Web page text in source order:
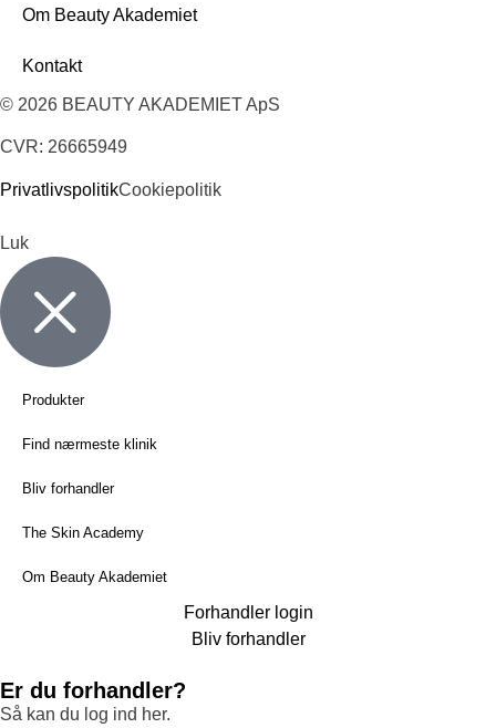
Om Beauty Akademiet
Kontakt
© 2026 BEAUTY AKADEMIET ApS
CVR: 26665949
PrivatlivspolitikCookiepolitik
Luk
Produkter
Find nærmeste klinik
Bliv forhandler
The Skin Academy
Om Beauty Akademiet
Forhandler login
Bliv forhandler
Er du forhandler?
Så kan du log ind her.